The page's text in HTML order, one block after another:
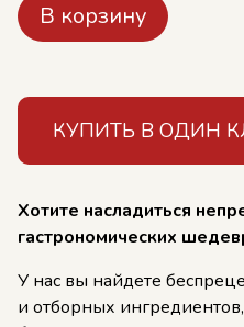
В корзину
КУПИТЬ В ОДИН
Хотите насладиться
гастрономических
У нас вы найдете
и отборных